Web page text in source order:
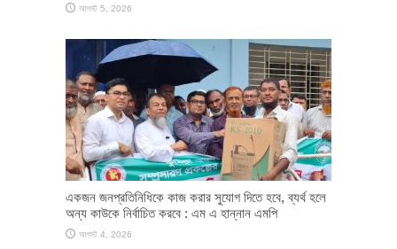
আগস্ট 5, 2026
একজন জনপ্রতিনিধিকে কাজ করার সুযোগ দিতে হবে, ব্যর্থ হলে
অন্য কাউকে নির্বাচিত করবে : এম এ হান্নান এমপি
আগস্ট 4, 2026